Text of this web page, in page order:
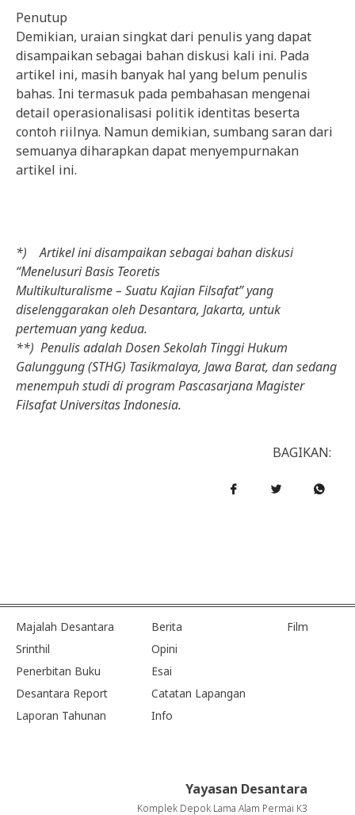
Penutup
Demikian, uraian singkat dari penulis yang dapat
disampaikan sebagai bahan diskusi kali ini. Pada
artikel ini, masih banyak hal yang belum penulis
bahas. Ini termasuk pada pembahasan mengenai
detail operasionalisasi politik identitas beserta
contoh riilnya. Namun demikian, sumbang saran dari
semuanya diharapkan dapat menyempurnakan
artikel ini.
*) Artikel ini disampaikan sebagai bahan diskusi
“Menelusuri Basis Teoretis
Multikulturalisme – Suatu Kajian Filsafat” yang
diselenggarakan oleh Desantara, Jakarta, untuk
pertemuan yang kedua.
**) Penulis adalah Dosen Sekolah Tinggi Hukum
Galunggung (STHG) Tasikmalaya, Jawa Barat, dan sedang
menempuh studi di program Pascasarjana Magister
Filsafat Universitas Indonesia.
BAGIKAN:
Majalah Desantara
Srinthil
Penerbitan Buku
Desantara Report
Laporan Tahunan
Berita
Opini
Esai
Catatan Lapangan
Info
Film
Yayasan Desantara
Komplek Depok Lama Alam Permai K3